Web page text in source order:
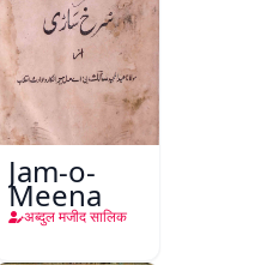
Jam-o-
Meena
अब्दुल मजीद सालिक